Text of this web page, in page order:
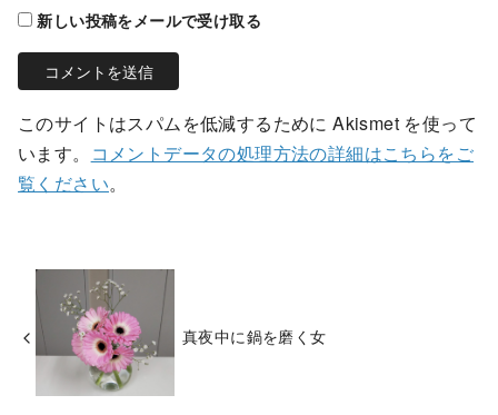
新しい投稿をメールで受け取る
このサイトはスパムを低減するために Akismet を使って
います。
コメントデータの処理方法の詳細はこちらをご
覧ください。
真夜中に鍋を磨く女